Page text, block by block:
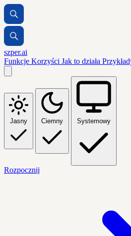
szper.ai
Funkcje Korzyści Jak to działa
Jasny Ciemny Systemowy
Rozpocznij